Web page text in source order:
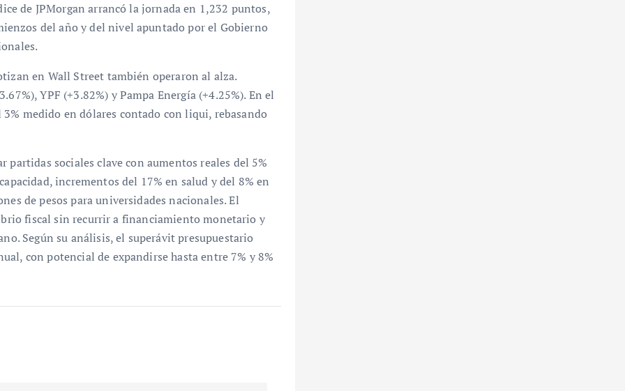
de JPMorgan arrancó la jornada en 1,232 puntos,
del año y del nivel apuntado por el Gobierno
en Wall Street también operaron al alza.
YPF (+3.82%) y Pampa Energía (+4.25%). En el
medido en dólares contado con liqui, rebasando
partidas sociales clave con aumentos reales del 5%
incrementos del 17% en salud y del 8% en
de pesos para universidades nacionales. El
fiscal sin recurrir a financiamiento monetario y
Según su análisis, el superávit presupuestario
con potencial de expandirse hasta entre 7% y 8%